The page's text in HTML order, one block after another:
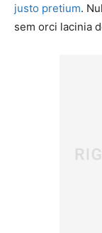
justo pretium.
sem orci lacinia